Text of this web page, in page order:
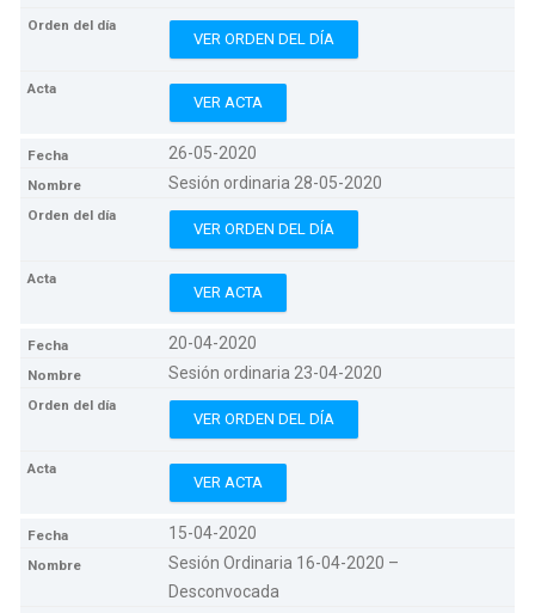
VER ORDEN DEL DÍA
VER ACTA
26-05-2020
Sesión ordinaria 28-05-2020
VER ORDEN DEL DÍA
VER ACTA
20-04-2020
Sesión ordinaria 23-04-2020
VER ORDEN DEL DÍA
VER ACTA
15-04-2020
Sesión Ordinaria 16-04-2020 –
Desconvocada